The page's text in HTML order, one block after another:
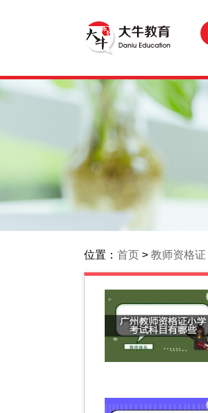
位置： 首页 > 教师资格证